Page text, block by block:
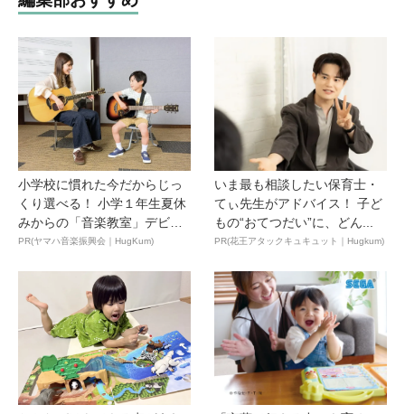
小学校に慣れた今だからじっ
くり選べる！ 小学１年生夏休
みからの「音楽教室」デビ
ュ...
PR(ヤマハ音楽振興会｜HugKum)
いま最も相談したい保育士・
てぃ先生がアドバイス！ 子ど
もの“おてつだい”に、どん...
PR(花王アタックキュキュット｜Hugkum)